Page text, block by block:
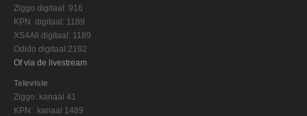
Ziggo digitaal: 916
KPN digitaal: 1189
XS4All digitaal: 1189
Odido digitaal:2192
Of via de livestream
Televisie
Ziggo: kanaal 41
KPN: kanaal 1489